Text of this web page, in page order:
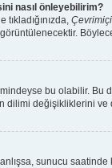
nasıl önleyebilirim?
Böylece
bu olabilir. Bu
değişikliklerini ve
sunucu